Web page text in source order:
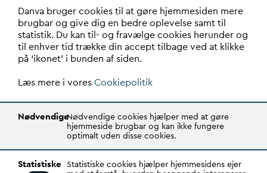
København
Vester Farimagsgade 1, 5. sal.
1606 København V
Tlf.: 70 21 00 55
d
a.dk
Transparency Register: REG 0105047100027-26
Danva bruger cookies til at gøre hjemmesiden mere
brugbar og give dig en bedre oplevelse samt til
statistik. Du kan til- og fravælge cookies herunder og
til enhver tid trække din accept tilbage ved at klikke
på ‘ikonet’ i bunden af siden.
Læs mere i voresCookiepolitik
NødvendigeNødvendige cookies hjælper med at gøre
hjemmeside brugbar og kan ikke fungere
optimalt uden disse cookies.
Statistiske Statistiske cookies hjælper hjemmesidens ejer